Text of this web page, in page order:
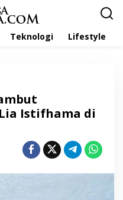
Teknologi Lifestyle
Istifhama di